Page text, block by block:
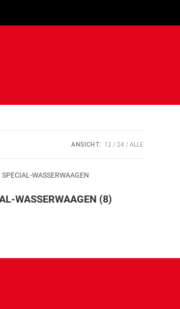
ANSICHT: 12 24 ALLE
WASSERWAAGEN (8)